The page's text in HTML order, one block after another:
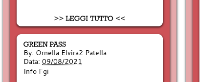
By: Ornella Elvira2 Patella
Data: 09/08/2021
Info Fgi